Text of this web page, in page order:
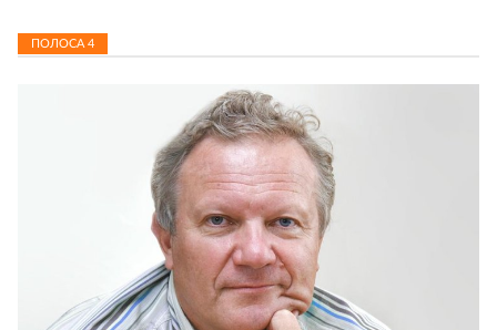
ПОЛОСА 4